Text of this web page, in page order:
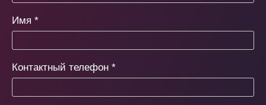
Имя *
Контактный телефон *